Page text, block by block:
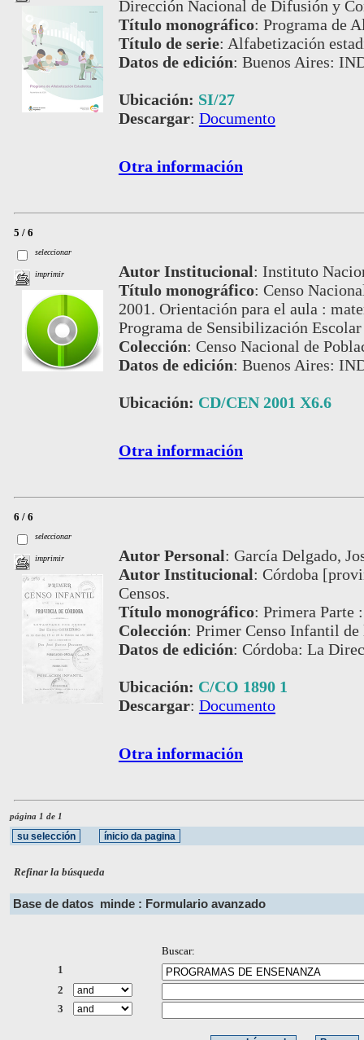
Dirección Nacional de Difusión y
Título monográfico: Programa de
Título de serie: Alfabetización
Datos de edición: Buenos Aires:
Ubicación: SI/27
Descargar: Documento
Otra información
5 / 6
seleccionar
imprimir Autor Institucional: Instituto
Título monográfico: Censo
2001. Orientación para el aula :
Programa de Sensibilización
Colección: Censo Nacional de
Datos de edición: Buenos Aires:
Ubicación: CD/CEN 2001 X6.6
Otra información
6 / 6
seleccionar
imprimir Autor Personal: García Delgado,
Autor Institucional: Córdoba
Censos.
Título monográfico: Primera Parte
Colección: Primer Censo Infantil de
Datos de edición: Córdoba: La
Ubicación: C/CO 1890 1
Descargar: Documento
Otra información
página 1 de 1
Refinar la búsqueda
Base de datos minde : Formulario avanzado
Buscar:
1
2
3